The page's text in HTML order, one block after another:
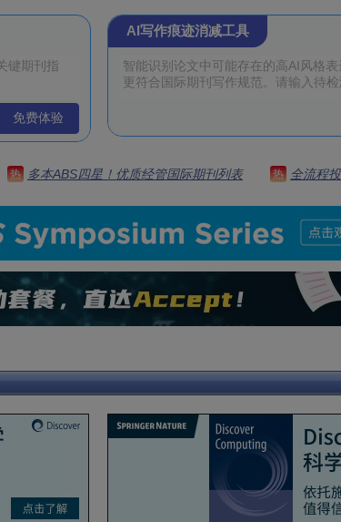
免费体验
AI写作痕迹消减工具
热 多本ABS四星！优质经管国际期刊列表 热 全流程